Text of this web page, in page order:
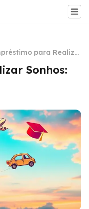
para Realiza
Dicas para Não
Sonhos: